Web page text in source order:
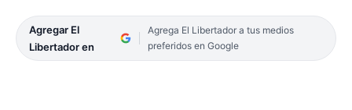
Agregar El
Libertador en
Agrega El Libertador a tus medios
preferidos en Google